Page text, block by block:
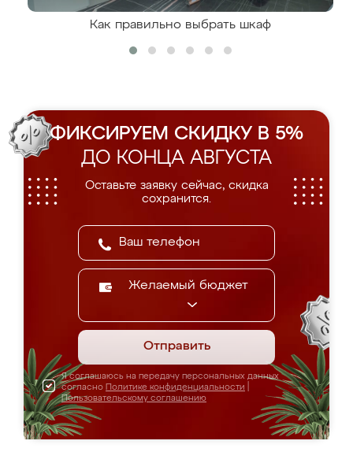
Как правильно выбрать шкаф
ФИКСИРУЕМ СКИДКУ В 5%
ДО КОНЦА АВГУСТА
Оставьте заявку сейчас, скидка
сохранится.
Желаемый бюджет
Отправить
Я соглашаюсь на передачу персональных данных
согласно Политике конфиденциальности
Пользовательскому соглашению